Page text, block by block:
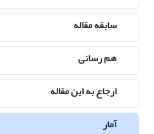
سابقه مقاله
هم رسانی
ارجاع به این مقاله
آمار